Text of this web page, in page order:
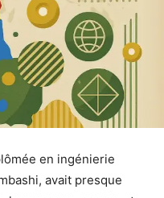
en ingénierie
avait presque